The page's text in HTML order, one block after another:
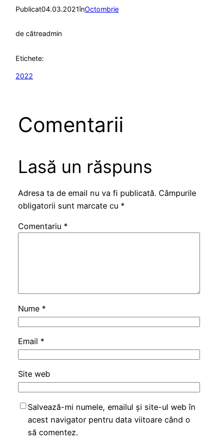
Publicat04.03.2021înOctombrie
de cătreadmin
Etichete:
2022
Comentarii
Lasă un răspuns
Adresa ta de email nu va fi publicată. Câmpurile
obligatorii sunt marcate cu *
Comentariu *
Nume *
Email *
Site web
Salvează-mi numele, emailul și site-ul web în
acest navigator pentru data viitoare când o
să comentez.